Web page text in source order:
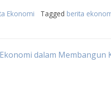
Ekonomi Tagged berita
dalam Membangun